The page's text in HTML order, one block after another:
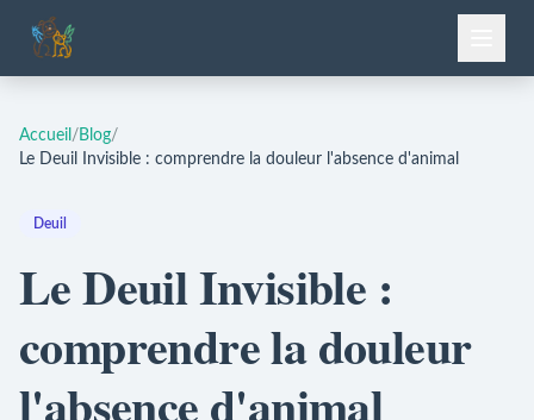
Accueil / Blog/
Le Deuil Invisible : comprendre la douleur l'absence d'animal
Deuil
Le Deuil Invisible :
comprendre la douleur
l'absence d'animal